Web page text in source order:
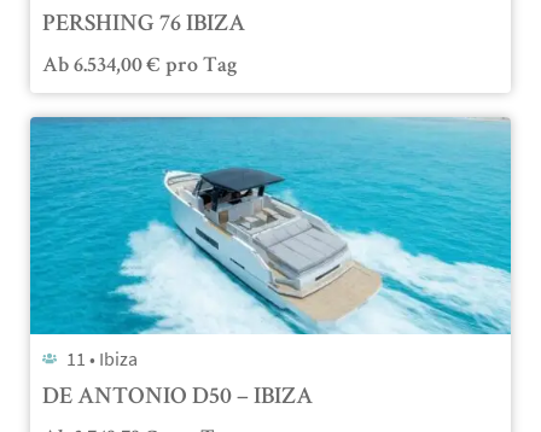
PERSHING 76 IBIZA
Ab 6.534,00€ pro Tag
11 • Ibiza
DE ANTONIO D50 – IBIZA